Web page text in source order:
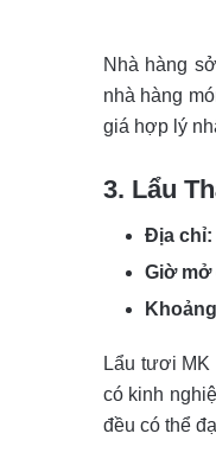
Nhà hàng
nhà hàng
giá hợp lý
3. Lẩu
Địa chỉ:
Giờ mở
Lẩu tươi MK
có kinh
đều có thể